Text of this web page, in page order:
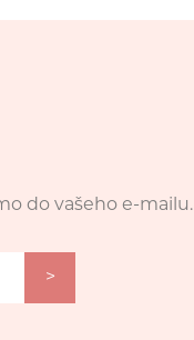
do vašeho e-mailu.
>